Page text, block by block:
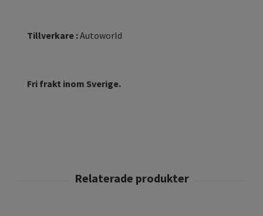
Tillverkare :Autoworld
Fri frakt inom Sverige.